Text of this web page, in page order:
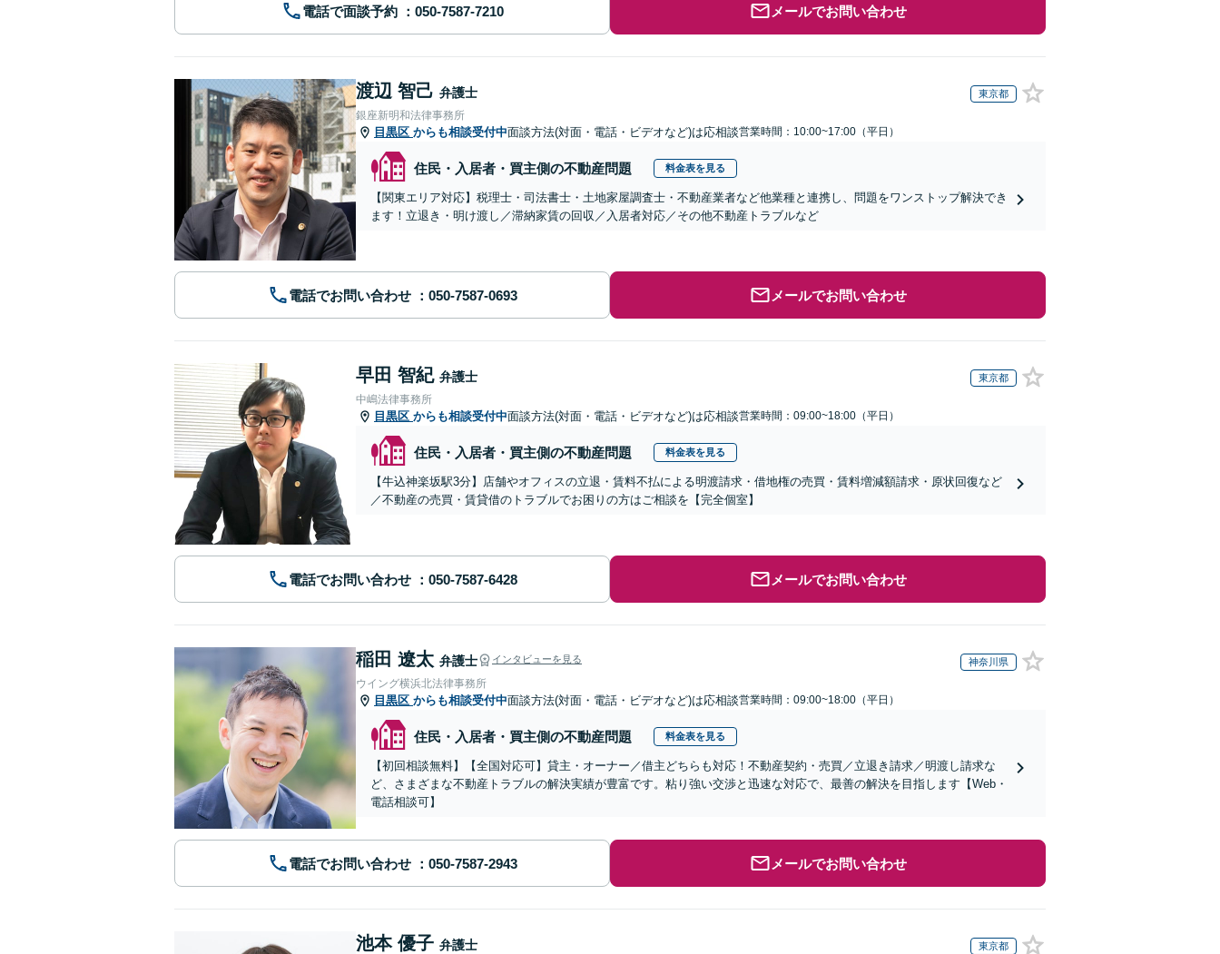
電話で面談予約 メールでお問い合わせ
渡辺 智己 弁護士 東京都
銀座新明和法律事務所
目黒区 からも相談受付中面談方法(対面・電話・ビデオなど)は応相談営業時間：10:00~17:00（平日）
住民・入居者・買主側の不動産問題 料金表を見る
【関東エリア対応】税理士・司法書士・土地家屋調査士・不動産業者など他業種と連携し、問題をワンストップ解決でき
ます！立退き・明け渡し／滞納家賃の回収／入居者対応／その他不動産トラブルなど
電話でお問い合わせ メールでお問い合わせ
早田 智紀 弁護士 東京都
中嶋法律事務所
目黒区 からも相談受付中面談方法(対面・電話・ビデオなど)は応相談営業時間：09:00~18:00（平日）
住民・入居者・買主側の不動産問題 料金表を見る
【牛込神楽坂駅3分】店舗やオフィスの立退・賃料不払による明渡請求・借地権の売買・賃料増減額請求・原状回復など
／不動産の売買・賃貸借のトラブルでお困りの方はご相談を【完全個室】
電話でお問い合わせ メールでお問い合わせ
稲田 遼太 弁護士 インタビューを見る 神奈川県
ウイング横浜北法律事務所
目黒区 からも相談受付中面談方法(対面・電話・ビデオなど)は応相談営業時間：09:00~18:00（平日）
住民・入居者・買主側の不動産問題 料金表を見る
【初回相談無料】【全国対応可】貸主・オーナー／借主どちらも対応！不動産契約・売買／立退き請求／明渡し請求な
ど、さまざまな不動産トラブルの解決実績が豊富です。粘り強い交渉と迅速な対応で、最善の解決を目指します【Web・
電話相談可】
電話でお問い合わせ メールでお問い合わせ
池本 優子 弁護士 東京都